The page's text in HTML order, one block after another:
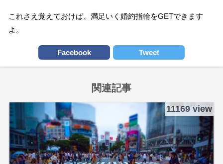
これさえ覚えておけば、満足いく婚約指輪をGETできます
よ。
Facebook Tweet
関連記事
11169 view